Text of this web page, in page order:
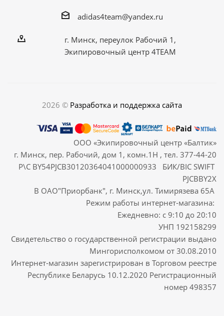
adidas4team@yandex.ru
г. Минск, переулок Рабочий 1,
Экипировочный центр 4TEAM
2026 © Разработка и поддержка сайта
ООО «Экипировочный центр «Балтик»
г. Минск, пер. Рабочий, дом 1, комн.1Н , тел. 377-44-20
Р\С BY54PJCB30120364041000000933 БИК/BIC SWIFT
PJCBBY2X
В ОАО"Приорбанк", г. Минск,ул. Тимирязева 65А
Режим работы интернет-магазина:
Ежедневно: с 9:10 до 20:10
УНП 192158299
Свидетельство о государственной регистрации выдано
Мингорисполкомом от 30.08.2010
Интернет-магазин зарегистрирован в Торговом реестре
Республике Беларусь 10.12.2020 Регистрационный
номер 498357